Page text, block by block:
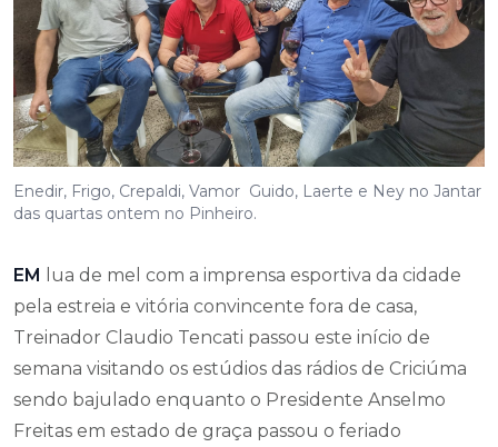
Enedir, Frigo, Crepaldi, Vamor Guido, Laerte e Ney no Jantar
das quartas ontem no Pinheiro.
EM
lua de mel com a imprensa esportiva da cidade
pela estreia e vitória convincente fora de casa,
Treinador Claudio Tencati passou este início de
semana visitando os estúdios das rádios de Criciúma
sendo bajulado enquanto o Presidente Anselmo
Freitas em estado de graça passou o feriado